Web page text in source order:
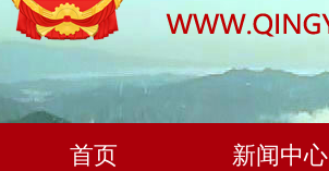
首页 新闻中心